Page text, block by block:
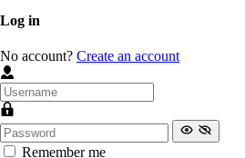
Log in
No account? Create an account
Remember me